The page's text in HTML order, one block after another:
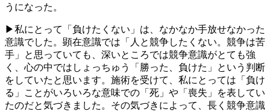
うになった。
▶私にとって「負けたくない」は、なかなか手放せなかった
意識でした。顕在意識では「人と競争したくない。競争は苦
手」と思っていても、深いところでは競争意識がとても強
く、心の中ではしょっちゅう「勝った、負けた」という判断
をしていたと思います。施術を受けて、私にとっては「負け
る」ことがいろいろな意味での「死」や「喪失」を表してい
たのだと気づきました。その気づきによって、長く競争意識